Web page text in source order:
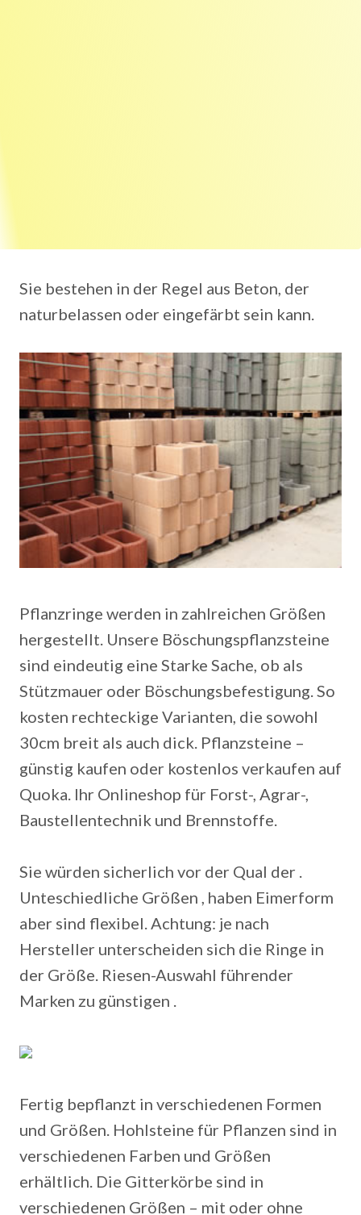
Sie bestehen in der Regel aus Beton, der
naturbelassen oder eingefärbt sein kann.
Pflanzringe werden in zahlreichen Größen
hergestellt. Unsere Böschungspflanzsteine
sind eindeutig eine Starke Sache, ob als
Stützmauer oder Böschungsbefestigung. So
kosten rechteckige Varianten, die sowohl
30cm breit als auch dick. Pflanzsteine –
günstig kaufen oder kostenlos verkaufen auf
Quoka. Ihr Onlineshop für Forst-, Agrar-,
Baustellentechnik und Brennstoffe.
Sie würden sicherlich vor der Qual der .
Unteschiedliche Größen , haben Eimerform
aber sind flexibel. Achtung: je nach
Hersteller unterscheiden sich die Ringe in
der Größe. Riesen-Auswahl führender
Marken zu günstigen .
Fertig bepflanzt in verschiedenen Formen
und Größen. Hohlsteine für Pflanzen sind in
verschiedenen Farben und Größen
erhältlich. Die Gitterkörbe sind in
verschiedenen Größen – mit oder ohne